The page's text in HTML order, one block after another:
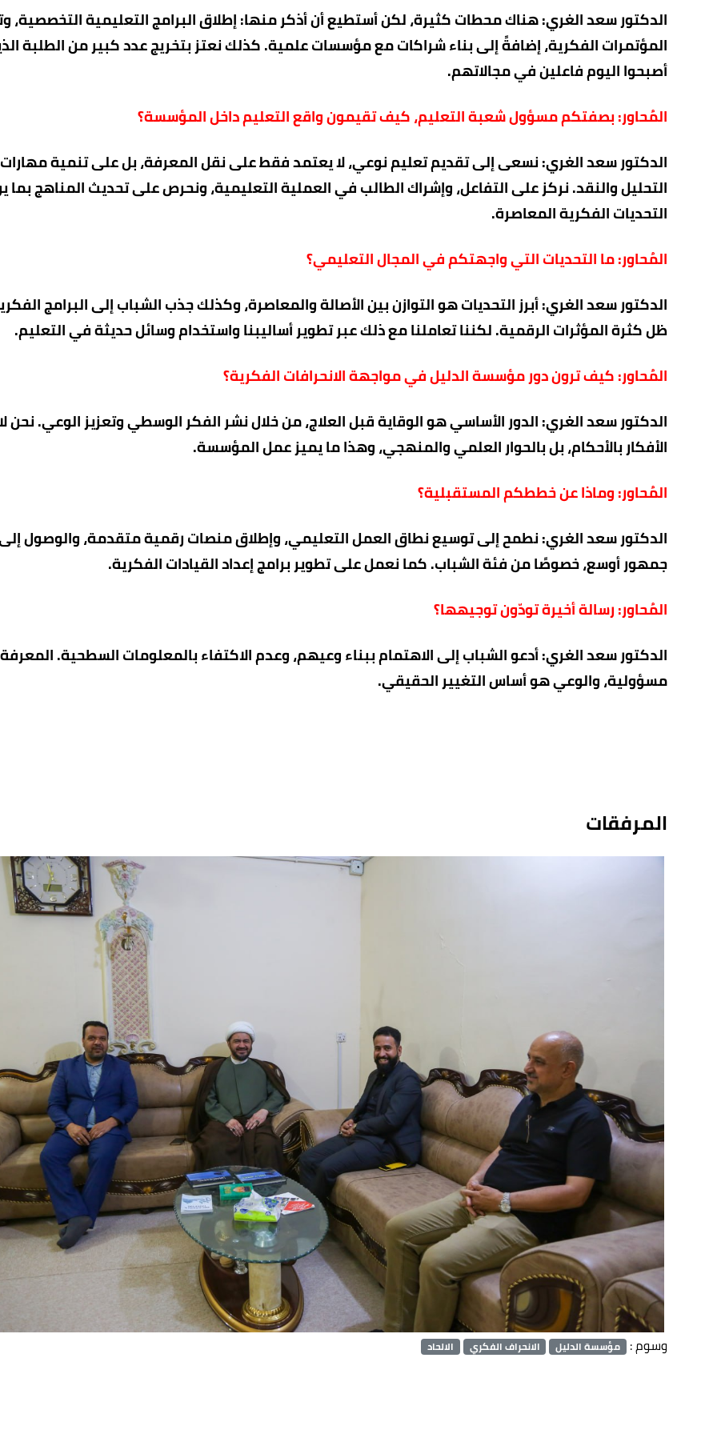
الدكتور سعد الغري: هناك محطات كثيرة، لكن أستطيع أن أذكر منها: إطلاق البرامج التعليمية التخصصية،
المؤتمرات الفكرية، إضافةً إلى بناء شراكات مع مؤسسات علمية. كذلك نعتز بتخريج عدد كبير من الطلبة
أصبحوا اليوم فاعلين في مجالاتهم.
المُحاور: بصفتكم مسؤول شعبة التعليم، كيف تقيمون واقع التعليم داخل المؤسسة؟
الدكتور سعد الغري: نسعى إلى تقديم تعليم نوعي، لا يعتمد فقط على نقل المعرفة، بل على تنمية مهارات
التحليل والنقد. نركز على التفاعل، وإشراك الطالب في العملية التعليمية، ونحرص على تحديث المناهج بما
التحديات الفكرية المعاصرة.
المُحاور: ما التحديات التي واجهتكم في المجال التعليمي؟
الدكتور سعد الغري: أبرز التحديات هو التوازن بين الأصالة والمعاصرة، وكذلك جذب الشباب إلى البرامج
ظل كثرة المؤثرات الرقمية. لكننا تعاملنا مع ذلك عبر تطوير أساليبنا واستخدام وسائل حديثة في التعليم.
المُحاور: كيف ترون دور مؤسسة الدليل في مواجهة الانحرافات الفكرية؟
الدكتور سعد الغري: الدور الأساسي هو الوقاية قبل العلاج، من خلال نشر الفكر الوسطي وتعزيز الوعي. نحن
الأفكار بالأحكام، بل بالحوار العلمي والمنهجي، وهذا ما يميز عمل المؤسسة.
المُحاور: وماذا عن خططكم المستقبلية؟
الدكتور سعد الغري: نطمح إلى توسيع نطاق العمل التعليمي، وإطلاق منصات رقمية متقدمة، والوصول
جمهور أوسع، خصوصًا من فئة الشباب. كما نعمل على تطوير برامج إعداد القيادات الفكرية.
المُحاور: رسالة أخيرة تودّون توجيهها؟
الدكتور سعد الغري: أدعو الشباب إلى الاهتمام ببناء وعيهم، وعدم الاكتفاء بالمعلومات السطحية. المعرفة
مسؤولية، والوعي هو أساس التغيير الحقيقي.
المرفقات
وسوم : مؤسسة الدليل الانحراف الفكري الالحاد